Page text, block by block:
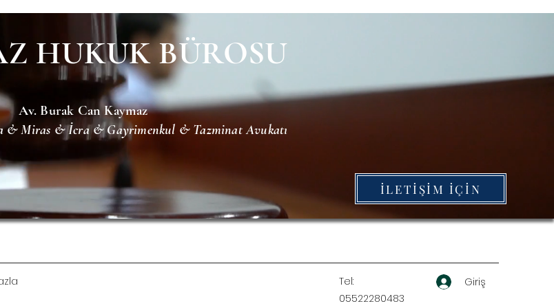
HUKUK BÜROSU
Av. Burak Can Kaymaz
& Miras & İcra & Gayrimenkul & Tazminat Avukatı
İLETİŞİM İÇİN
Tel:
05522280483
Giriş